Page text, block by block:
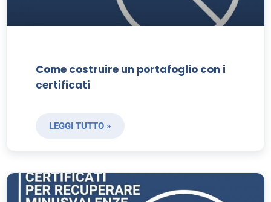
Come costruire un portafoglio con i
certificati
LEGGI TUTTO »